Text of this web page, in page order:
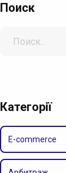
Поиск
Категорії
E-commerce